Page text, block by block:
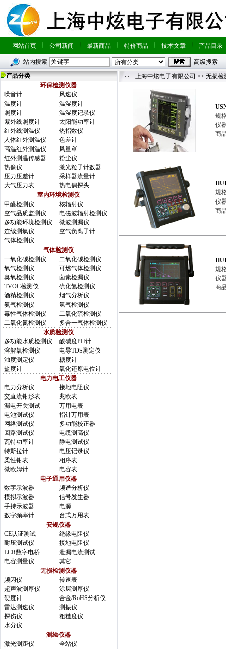
网站首页 公司新闻 最新商品 特价商品 技术文章 产品目录
站内搜索
高级搜索
产品分类
环保检测仪器
噪音计
风速仪
温度计
温湿度计
照度计
温湿度记录仪
紫外线照度计
太阳能功率计
红外线测温仪
热指数仪
人体红外测温仪
色差计
高温红外测温仪
风量罩
红外测温传感器
粉尘仪
热像仪
激光粒子计数器
压力压差计
采样器流量计
大气压力表
热电偶探头
室内环境检测仪
甲醛检测仪
核辐射仪
空气品质监测仪
电磁波辐射检测仪
多功能环境检测仪
微波测漏仪
连续测氡仪
空气负离子计
气体检测仪
气体检测仪
一氧化碳检测仪
二氧化碳检测仪
氧气检测仪
可燃气体检测仪
臭氧检测仪
卤素检漏仪
TVOC检测仪
硫化氢检测仪
酒精检测仪
烟气分析仪
氨气检测仪
氢气检测仪
毒性气体检测仪
二氧化硫检测仪
二氧化氮检测仪
多合一气体检测仪
水质检测仪
多功能水质检测仪
酸碱度PH计
溶解氧检测仪
电导TDS测定仪
浊度测定仪
糖度计
盐度计
氧化还原电位计
电力电工仪器
电力分析仪
接地电阻仪
交直流钳形表
兆欧表
漏电开关测试
万用电表
电池测试仪
指针万用表
网络测试仪
多功能校正器
回路测试仪
电缆测高仪
瓦特功率计
静电测试仪
特斯拉计
电压记录仪
柔性钳表
相序表
微欧姆计
电容表
电子通用仪器
数字示波器
频谱分析仪
模拟示波器
信号发生器
手持示波器
电源
数字频率计
台式万用表
安规仪器
CE认证测试
绝缘电阻仪
耐压测试仪
接地电阻仪
LCR数字电桥
泄漏电流测试
电容测量仪
其它
无损检测仪器
频闪仪
转速表
超声波测厚仪
涂层测厚仪
硬度计
合金/RoHS分析仪
雷达测速仪
测振仪
探伤仪
粗糙度仪
水分仪
测绘仪器
激光测距仪
全站仪
上海中炫电子有限公司 >> 无损检
规
仪
商
规
仪
商
规
仪
商